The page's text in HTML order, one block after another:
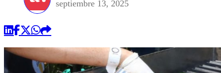
septiembre 13, 2025